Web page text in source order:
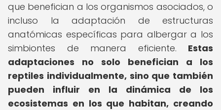
que benefician a los organismos asociados, o
incluso la adaptación de estructuras
anatómicas específicas para albergar a los
simbiontes de manera eficiente. Estas
adaptaciones no solo benefician a los
reptiles individualmente, sino que también
pueden influir en la dinámica de los
ecosistemas en los que habitan, creando